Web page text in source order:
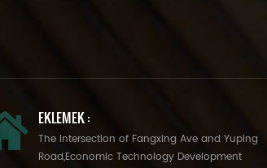
EKLEMEK :
The Intersection of Fangxing Ave and Yuping
Road,Economic Technology Development